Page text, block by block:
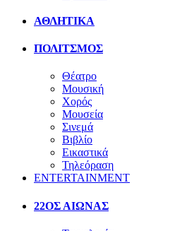
ΑΘΛΗΤΙΚΑ
ΠΟΛΙΤΣΜΟΣ
Θέατρο
Μουσική
Χορός
Μουσεία
Σινεμά
Βιβλίο
Εικαστικά
Τηλεόραση
ENTERTAINMENT
22ΟΣ ΑΙΩΝΑΣ